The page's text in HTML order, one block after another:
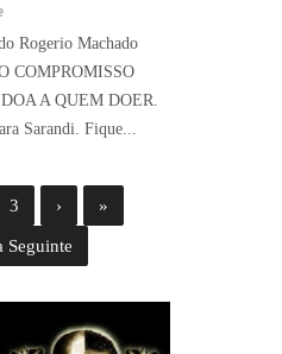
Rogerio Machado
COMPROMISSO
A QUEM DOER.
Sarandi. Fique...
3 › »
Seguinte